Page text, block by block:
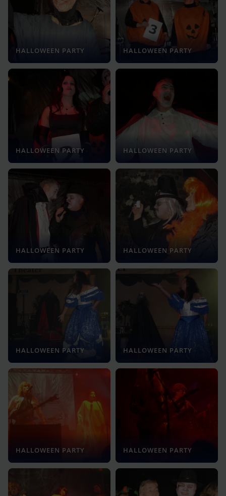
HALLOWEEN PARTY HALLOWEEN PARTY
HALLOWEEN PARTY HALLOWEEN PARTY
HALLOWEEN PARTY HALLOWEEN PARTY
HALLOWEEN PARTY HALLOWEEN PARTY
HALLOWEEN PARTY HALLOWEEN PARTY